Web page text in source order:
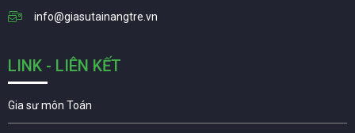
info@giasutainangtre.vn
LINK - LIÊN KẾT
Gia sư môn Toán